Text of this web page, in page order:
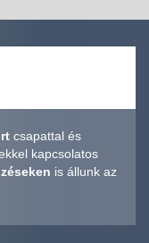
csapattal és
kapcsolatos
is állunk az